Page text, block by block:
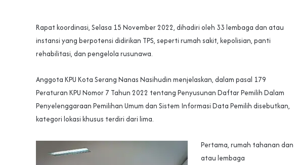
Rapat koordinasi, Selasa 15 November 2022, dihadiri oleh 33 lembaga dan atau
instansi yang berpotensi didirikan TPS, seperti rumah sakit, kepolisian, panti
rehabilitasi, dan pengelola rusunawa.
Anggota KPU Kota Serang Nanas Nasihudin menjelaskan, dalam pasal 179
Peraturan KPU Nomor 7 Tahun 2022 tentang Penyusunan Daftar Pemilih Dalam
Penyelenggaraan Pemilihan Umum dan Sistem Informasi Data Pemilih disebutkan,
kategori lokasi khusus terdiri dari lima.
Pertama, rumah tahanan dan
atau lembaga